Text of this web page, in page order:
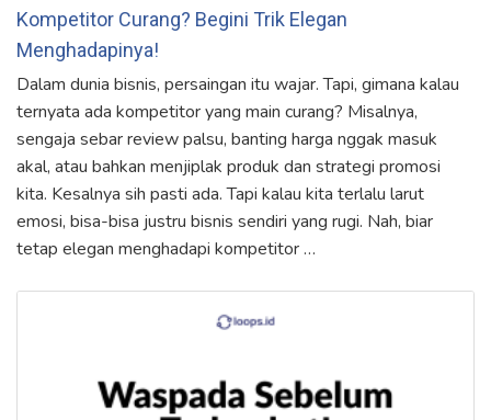
Kompetitor Curang? Begini Trik Elegan
Menghadapinya!
Dalam dunia bisnis, persaingan itu wajar. Tapi, gimana kalau
ternyata ada kompetitor yang main curang? Misalnya,
sengaja sebar review palsu, banting harga nggak masuk
akal, atau bahkan menjiplak produk dan strategi promosi
kita. Kesalnya sih pasti ada. Tapi kalau kita terlalu larut
emosi, bisa-bisa justru bisnis sendiri yang rugi. Nah, biar
tetap elegan menghadapi kompetitor …